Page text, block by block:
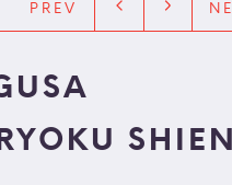
PREV
SHIEN